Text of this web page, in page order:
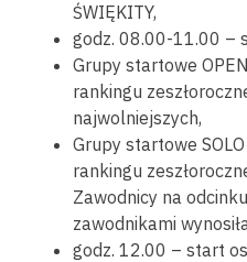
ŚWIĘKITY,
godz. 08.00-11.00 –
Grupy startowe
rankingu
najwolniejszych,
Grupy startowe
rankingu
Zawodnicy na
zawodnikami
godz. 12.00 – start